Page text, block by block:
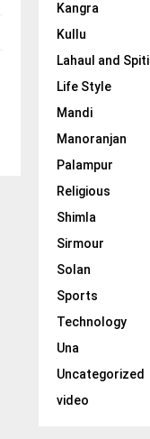
Kangra
Kullu
Lahaul and Spiti
Life Style
Mandi
Manoranjan
Palampur
Religious
Shimla
Sirmour
Solan
Sports
Technology
Una
Uncategorized
video